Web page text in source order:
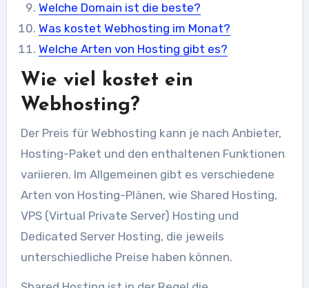
Welche Domain ist die beste?
Was kostet Webhosting im Monat?
Welche Arten von Hosting gibt es?
Wie viel kostet ein
Webhosting?
Der Preis für Webhosting kann je nach Anbieter,
Hosting-Paket und den enthaltenen Funktionen
variieren. Im Allgemeinen gibt es verschiedene
Arten von Hosting-Plänen, wie Shared Hosting,
VPS (Virtual Private Server) Hosting und
Dedicated Server Hosting, die jeweils
unterschiedliche Preise haben können.